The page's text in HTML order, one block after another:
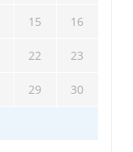
15 16
22 23
29 30